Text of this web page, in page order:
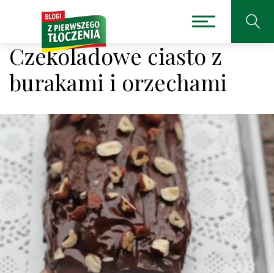
Czekoladowe ciasto z
burakami i orzechami